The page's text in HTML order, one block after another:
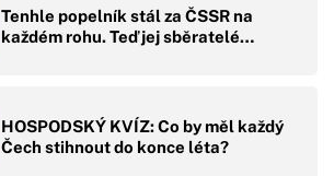
Tenhle popelník stál za ČSSR na
každém rohu. Teď jej sběratelé…
HOSPODSKÝ KVÍZ: Co by měl každý
Čech stihnout do konce léta?